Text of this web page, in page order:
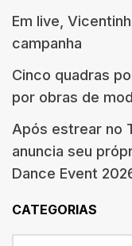
Em live,
campanha
Cinco quadras
por obras de
Após estrear no
anuncia seu
Dance Event
CATEGORIAS